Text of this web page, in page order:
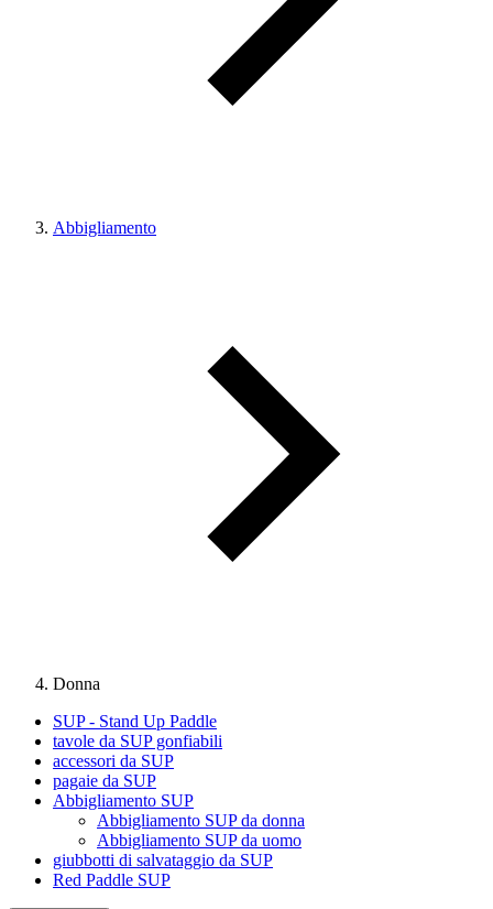
Abbigliamento
Donna
SUP - Stand Up Paddle
tavole da SUP gonfiabili
accessori da SUP
pagaie da SUP
Abbigliamento SUP
Abbigliamento SUP da donna
Abbigliamento SUP da uomo
giubbotti di salvataggio da SUP
Red Paddle SUP